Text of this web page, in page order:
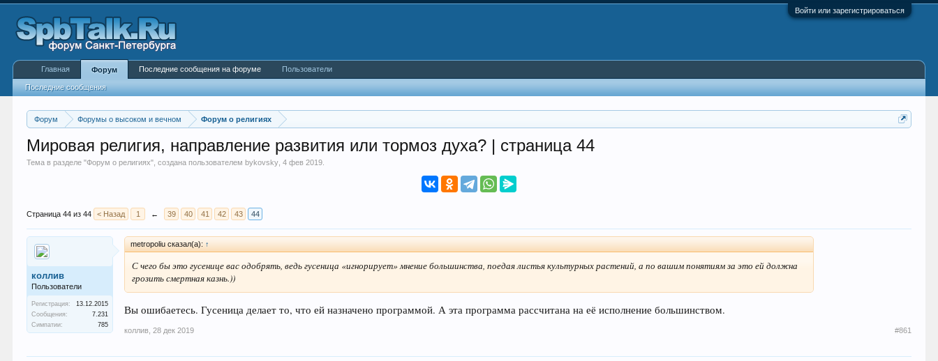
Войти или зарегистрироваться
Форум Форумы о высоком и вечном Форум о религиях
Мировая религия, направление развития или тормоз духа? | страница 44
Тема в разделе "Форум о религиях", создана пользователемbykovsky ,4 фев 2019
Страница 44 из 44 < Назад 1 ← 39 40 41 42 43 44
коллив
Пользователи
Регистрация:
13.12.2015
Сообщения:
7.231
Симпатии:
785
metropoliu сказал(а): ↑
С чего бы это гусенице вас одобрять, ведь гусеница «игнорирует» мнение большинства, поедая листья культурных растений, а по вашим понятиям за это ей должна
грозить смертная казнь.))
Вы ошибаетесь. Гусеница делает то, что ей назначено программой. А эта программа рассчитана на её исполнение большинством.
коллив 28 дек 2019 #861
Главная Форум
Последние сообщения
Последние сообщения на форуме Пользователи